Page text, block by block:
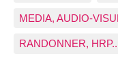
MEDIA, AUDIO-
RANDONNER,